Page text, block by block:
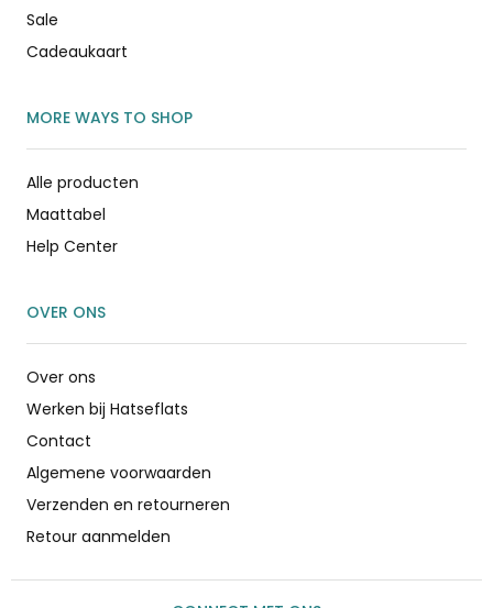
Sale
Cadeaukaart
MORE WAYS TO SHOP
Alle producten
Maattabel
Help Center
OVER ONS
Over ons
Werken bij Hatseflats
Contact
Algemene voorwaarden
Verzenden en retourneren
Retour aanmelden